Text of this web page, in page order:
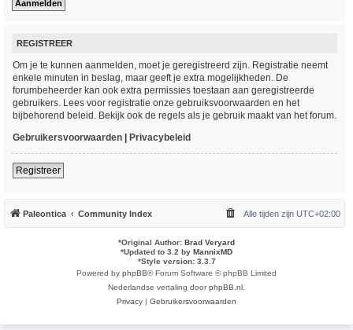
REGISTREER
Om je te kunnen aanmelden, moet je geregistreerd zijn. Registratie neemt
enkele minuten in beslag, maar geeft je extra mogelijkheden. De
forumbeheerder kan ook extra permissies toestaan aan geregistreerde
gebruikers. Lees voor registratie onze gebruiksvoorwaarden en het
bijbehorend beleid. Bekijk ook de regels als je gebruik maakt van het forum.
Gebruikersvoorwaarden | Privacybeleid
Registreer
Paleontica Community Index Alle tijden zijn UTC+02:00
*Original Author: Brad Veryard
*Updated to 3.2 by MannixMD
*Style version: 3.3.7
Powered by phpBB® Forum Software © phpBB Limited
Nederlandse vertaling doorphpBB.nl
Privacy | Gebruikersvoorwaarden